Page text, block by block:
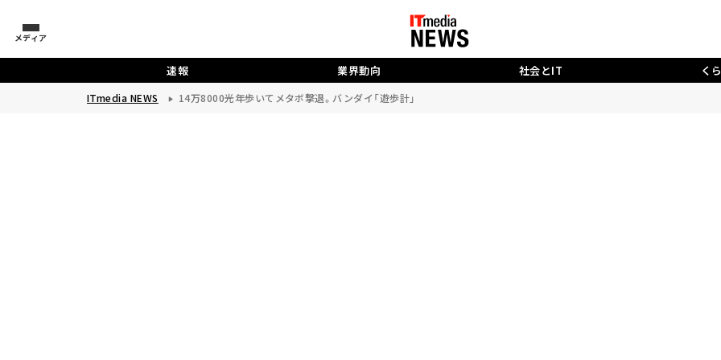
メディア
速報 業界動向 社会とIT く
ITmedia NEWS 14万8000光年歩いてメタボ撃退。バンダイ「遊歩計」